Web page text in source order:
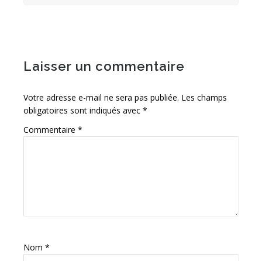
Laisser un commentaire
Votre adresse e-mail ne sera pas publiée. Les champs
obligatoires sont indiqués avec *
Commentaire *
Nom *